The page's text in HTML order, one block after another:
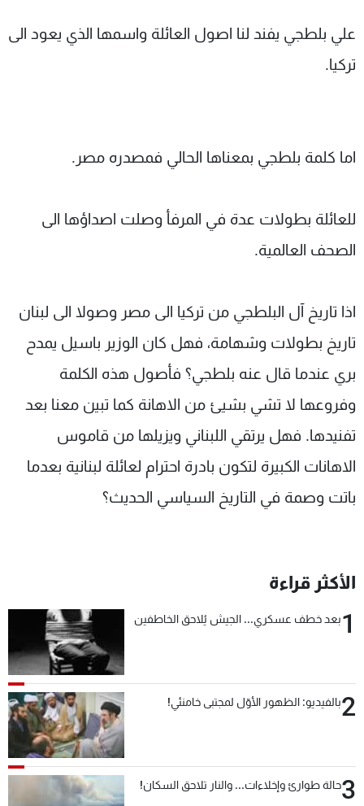
علي بلطجي يفند لنا اصول العائلة واسمها الذي يعود الى
تركيا.
اما كلمة بلطجي بمعناها الحالي فمصدره مصر.
للعائلة بطولات عدة في المرفأ وصلت اصداؤها الى
الصحف العالمية.
اذا تاريخ آل البلطجي من تركيا الى مصر وصولا الى لبنان
تاريخ بطولات وشهامة، فهل كان الوزير باسيل يمدح
بري عندما قال عنه بلطجي؟ فأصول هذه الكلمة
وفروعها لا تشي بشيئ من الاهانة كما تبين معنا بعد
تفنيدها. فهل يرتقي اللبناني ويزيلها من قاموس
الاهانات الكبيرة لتكون بادرة احترام لعائلة لبنانية بعدما
باتت وصمة في التاريخ السياسي الحديث؟
الأكثر قراءة
1بعد خطف عسكري... الجيش يُلاحق الخاطفين
2بالفيديو: الظهور الأوّل لمجتبى خامنئي!
3حالة طوارئ وإخلاءات... والنار تلاحق السكان!